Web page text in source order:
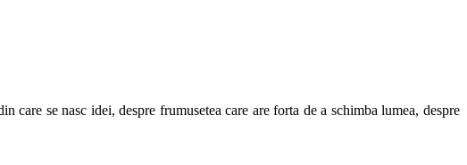
se nasc idei, despre frumusetea care are forta de a schimba lumea, despre